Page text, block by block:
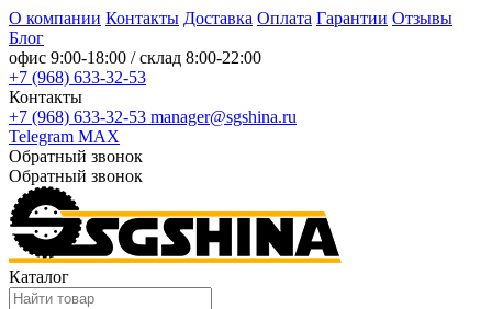
О компании Контакты Доставка Оплата Гарантии Отзывы
Блог
офис 9:00-18:00 / склад 8:00-22:00
+7 (968) 633-32-53
Контакты
+7 (968) 633-32-53 manager@sgshina.ru
Telegram MAX
Обратный звонок
Обратный звонок
Каталог